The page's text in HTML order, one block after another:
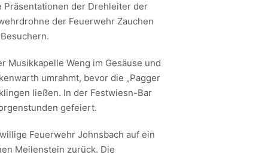
der Drehleiter der
der Feuerwehr Zauchen
Musikkapelle Weng im Gesäuse und
umrahmt, bevor die „Pagger
ließen. In der Festwiesn-Bar
gefeiert.
Feuerwehr Johnsbach auf ein
Meilenstein zurück. Die